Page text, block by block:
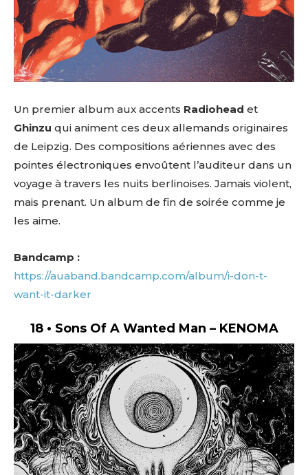
Un premier album aux accents Radiohead et
Ghinzu qui animent ces deux allemands originaires
de Leipzig. Des compositions aériennes avec des
pointes électroniques envoûtent l’auditeur dans un
voyage à travers les nuits berlinoises. Jamais violent,
mais prenant. Un album de fin de soirée comme je
les aime.
Bandcamp :
https://auaband.bandcamp.com/album/i-don-t-
want-it-darker
18 • Sons Of A Wanted Man – KENOMA